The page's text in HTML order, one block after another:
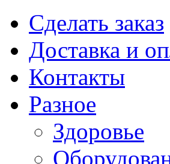
Сделать заказ
Доставка и
Контакты
Разное
Здоровье